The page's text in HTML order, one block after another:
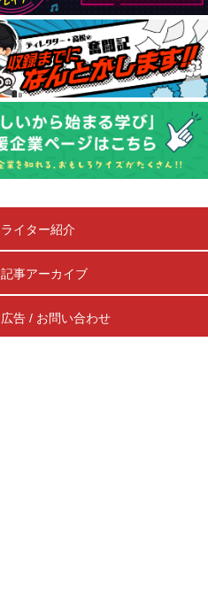
ライター紹介
記事アーカイブ
広告 / お問い合わせ